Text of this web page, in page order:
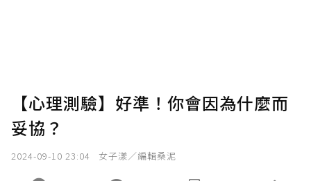
【心理測驗】好準！你會因為什麼而
妥協？
2024-09-10 23:04 女子漾／編輯桑泥